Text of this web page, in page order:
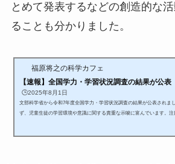
とめて発表するなどの創造的な
ることも分かりました。
福原将之の科学カフェ
【速報】全国学力・学習状況調査の結果が公表
🕒️2025年8月1日
文部科学省から令和7年度全国学力・学習状況調査の結果が公表されま
ず、児童生徒の学習環境や意識に関する貴重な示唆に富んでいます。